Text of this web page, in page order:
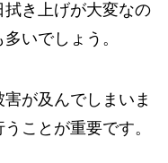
き上げが大変なの
いでしょう。
が及んでしまいま
ことが重要です。